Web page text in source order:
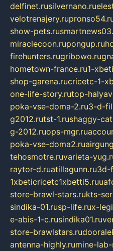
delfinet.rusilvernano.ru
velotrenajery.ru
show-pets.ru
miraclecoon.rupongup.ru
firehunters.rugribowo.ru
hometown-france.ru1-
shop-garena.rucricetc-1-
one-life-story.rutop-
poka-vse-doma-2.ru3-d-
g2012.rutst-1.rushaggy-
g-2012.ruops-mgr.ru
poka-vse-doma2.ru
tehosmotre.ruvarieta-
raytor-d.ruatillagunn.ru3d-
1xbeticricetc1xbetti5.ru
store-brawl-stars.rukts-
sindika-01.rusp-life.rux-
e-abis-1-c.rusindika01.ru
store-brawlstars.ru
antenna-highly.rumine-